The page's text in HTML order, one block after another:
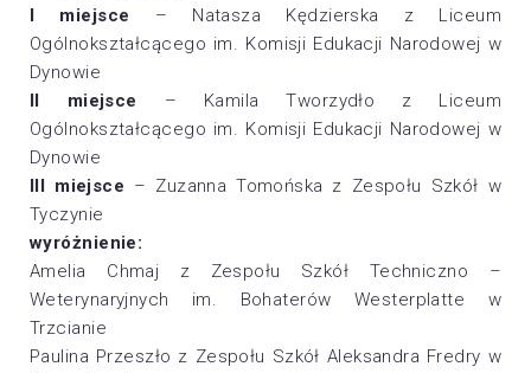
I miejsce – Natasza Kędzierska z Liceum
Ogólnokształcącego im. Komisji Edukacji Narodowej w
Dynowie
II miejsce
– Kamila Tworzydło z Liceum
Ogólnokształcącego im. Komisji Edukacji Narodowej w
Dynowie
III miejsce – Zuzanna Tomońska z Zespołu Szkół w
Tyczynie
wyróżnienie:
Amelia Chmaj z Zespołu Szkół Techniczno –
Weterynaryjnych im. Bohaterów Westerplatte w
Trzcianie
Paulina Przeszło z Zespołu Szkół Aleksandra Fredry w